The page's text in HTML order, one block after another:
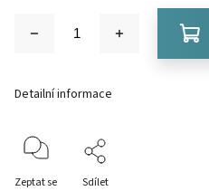
Detailní informace
Zeptat se Sdílet